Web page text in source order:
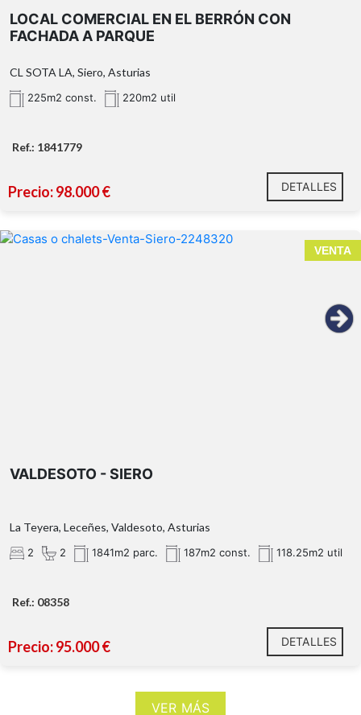
LOCAL COMERCIAL EN EL BERRÓN CON
FACHADA A PARQUE
CL SOTA LA, Siero, Asturias
225m2 const. 220m2 util
Ref.: 1841779
Precio: 98.000 € DETALLES
VENTA
VALDESOTO - SIERO
La Teyera, Leceñes, Valdesoto, Asturias
2 2 1841m2 parc. 187m2 const. 118.25m2 util
Ref.: 08358
Precio: 95.000 € DETALLES
VER MÁS